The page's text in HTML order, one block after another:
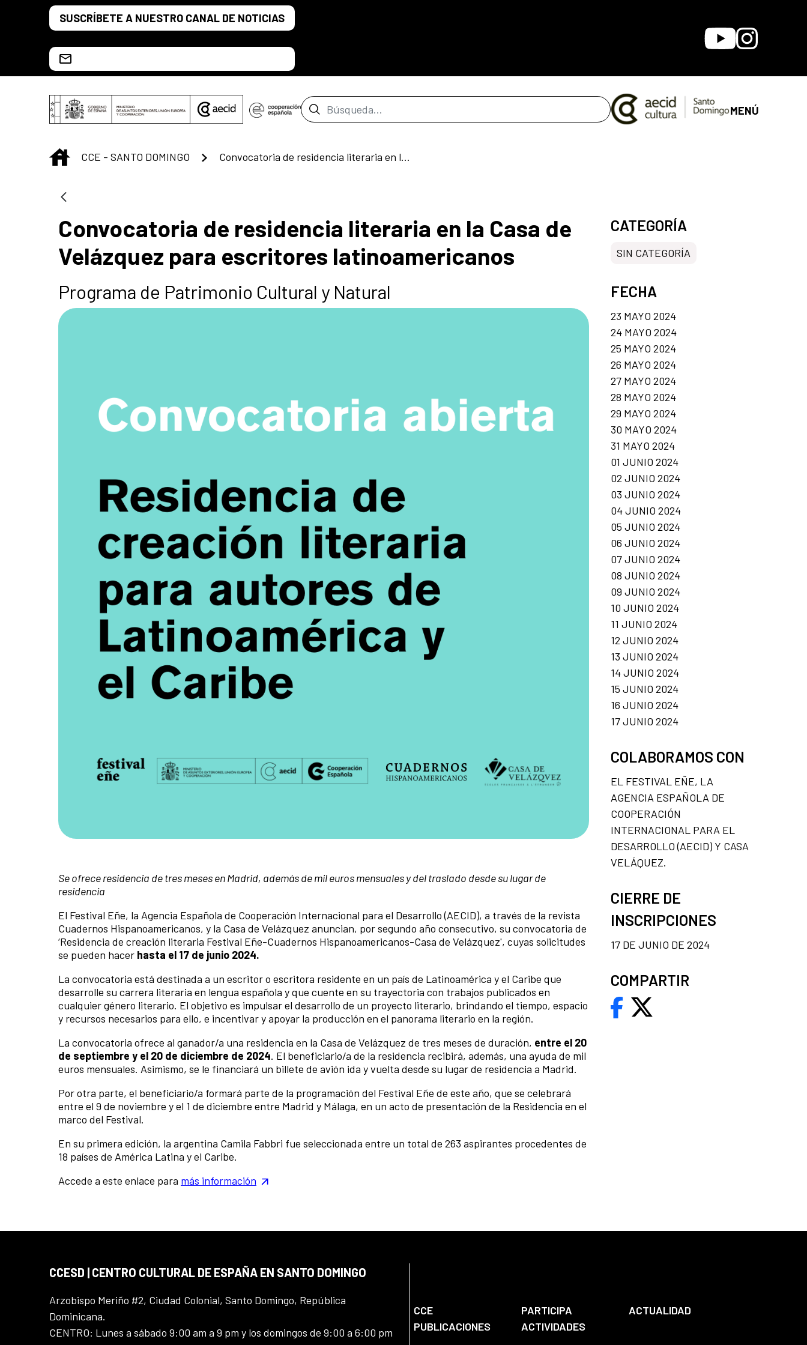
Saltar al contenido principal
SUSCRÍBETE A NUESTRO CANAL DE NOTICIAS
YoutubeInstagram
Barra de búsqueda MENÚ
INICIO
CCE - SANTO DOMINGO Convocatoria de residencia literaria en la Casa de Velázquez para escritores latinoamericanos
Convocatoria de residencia literaria en la Casa de
Velázquez para escritores latinoamericanos
Programa de Patrimonio Cultural y Natural
Se ofrece residencia de tres meses en Madrid, además de mil euros mensuales y del traslado desde su lugar de
residencia
El Festival Eñe, la Agencia Española de Cooperación Internacional para el Desarrollo (AECID), a través de la revista
Cuadernos Hispanoamericanos, y la Casa de Velázquez anuncian, por segundo año consecutivo, su convocatoria de
‘Residencia de creación literaria Festival Eñe-Cuadernos Hispanoamericanos-Casa de Velázquez', cuyas solicitudes
se pueden hacer hasta el 17 de junio 2024.
La convocatoria está destinada a un escritor o escritora residente en un país de Latinoamérica y el Caribe que
desarrolle su carrera literaria en lengua española y que cuente en su trayectoria con trabajos publicados en
cualquier género literario. El objetivo es impulsar el desarrollo de un proyecto literario, brindando el tiempo, espacio
y recursos necesarios para ello, e incentivar y apoyar la producción en el panorama literario en la región.
La convocatoria ofrece al ganador/a una residencia en la Casa de Velázquez de tres meses de duración, entre el 20
de septiembre y el 20 de diciembre de 2024. El beneficiario/a de la residencia recibirá, además, una ayuda de mil
euros mensuales. Asimismo, se le financiará un billete de avión ida y vuelta desde su lugar de residencia a Madrid.
Por otra parte, el beneficiario/a formará parte de la programación del Festival Eñe de este año, que se celebrará
entre el 9 de noviembre y el 1 de diciembre entre Madrid y Málaga, en un acto de presentación de la Residencia en el
marco del Festival.
En su primera edición, la argentina Camila Fabbri fue seleccionada entre un total de 263 aspirantes procedentes de
18 países de América Latina y el Caribe.
Accede a este enlace para más información
CATEGORÍA
SIN CATEGORÍA
FECHA
23 MAYO 2024
24 MAYO 2024
25 MAYO 2024
26 MAYO 2024
27 MAYO 2024
28 MAYO 2024
29 MAYO 2024
30 MAYO 2024
31 MAYO 2024
01 JUNIO 2024
02 JUNIO 2024
03 JUNIO 2024
04 JUNIO 2024
05 JUNIO 2024
06 JUNIO 2024
07 JUNIO 2024
08 JUNIO 2024
09 JUNIO 2024
10 JUNIO 2024
11 JUNIO 2024
12 JUNIO 2024
13 JUNIO 2024
14 JUNIO 2024
15 JUNIO 2024
16 JUNIO 2024
17 JUNIO 2024
COLABORAMOS CON
EL FESTIVAL EÑE, LA
AGENCIA ESPAÑOLA DE
COOPERACIÓN
INTERNACIONAL PARA EL
DESARROLLO (AECID) Y CASA
VELÁQUEZ.
CIERRE DE
INSCRIPCIONES
17 DE JUNIO DE 2024
COMPARTIR
CCESD | CENTRO CULTURAL DE ESPAÑA EN SANTO DOMINGO
Arzobispo Meriño #2, Ciudad Colonial, Santo Domingo, República
Dominicana.
CENTRO: Lunes a sábado 9:00 am a 9 pm y los domingos de 9:00 a 6:00 pm
CCE PARTICIPA
ACTUALIDAD
PUBLICACIONES
ACTIVIDADES